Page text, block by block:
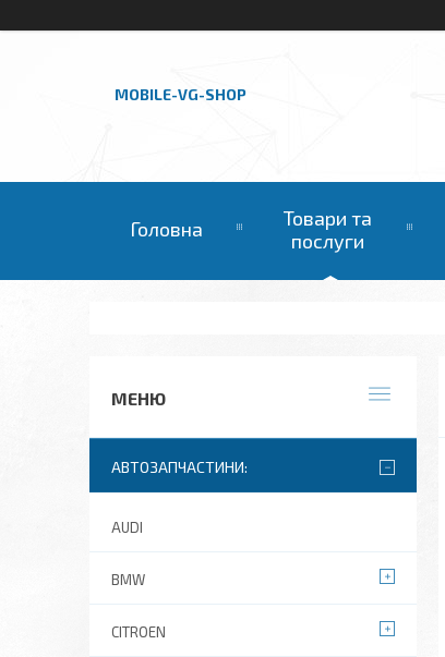
MOBILE-VG-SHOP
Головна
Товари та
послуги
АВТОЗАПЧАСТИНИ:
AUDI
BMW
CITROEN